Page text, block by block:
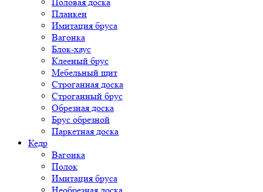
Планкен
Имитация бруса
Вагонка
Блок-хаус
Клееный брус
Мебельный щит
Строганная доска
Строганный брус
Обрезная доска
Брус обрезной
Паркетная доска
Кедр
Вагонка
Полок
Имитация бруса
Необрезная доска